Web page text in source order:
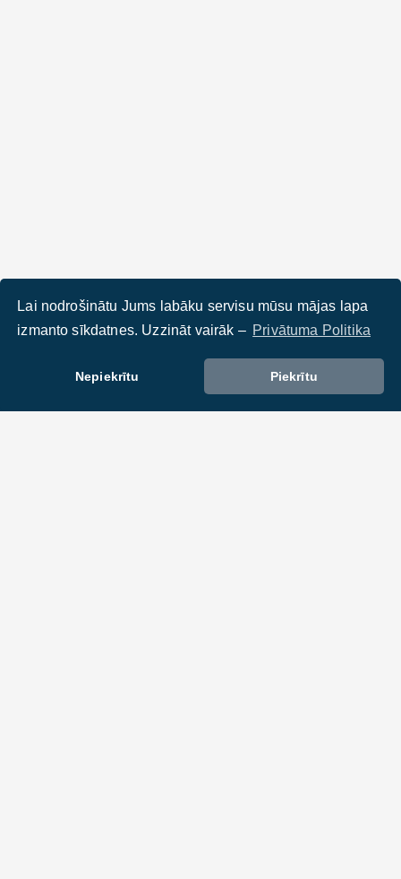
Lai nodrošinātu Jums labāku servisu mūsu mājas lapa
izmanto sīkdatnes. Uzzināt vairāk – Privātuma Politika
Nepiekrītu Piekrītu